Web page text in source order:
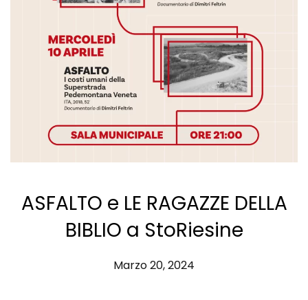
ASFALTO e LE RAGAZZE DELLA
BIBLIO a StoRiesine
Marzo 20, 2024